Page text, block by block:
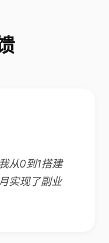
从0到1搭建
实现了副业